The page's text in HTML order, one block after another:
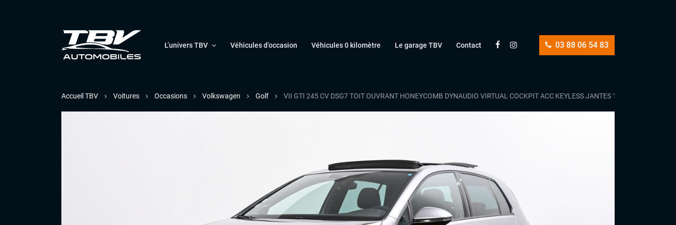
03 88 06 54 83
L’univers TBV Véhicules d’occasion Véhicules 0 kilomètre Le garage TBV Contact
Accueil TBV Voitures Occasions Volkswagen Golf VII GTI 245 CV DSG7 TOIT OUVRANT HONEYCOMB DYNAUDIO VIRTUAL COCKPIT ACC KEYLESS JANTES 19 ATTELAGE